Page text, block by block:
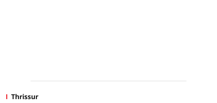
Thrissur